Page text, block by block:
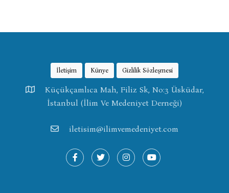
İletişim Künye Gizlilik Sözleşmesi
Küçükçamlıca Mah, Filiz Sk, No:3 Üsküdar,
İstanbul (İlim Ve Medeniyet Derneği)
iletisim@ilimvemedeniyet.com